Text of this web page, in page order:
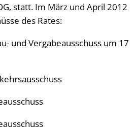
statt. Im März und April 2012
des Rates:
und Vergabeausschuss um 17